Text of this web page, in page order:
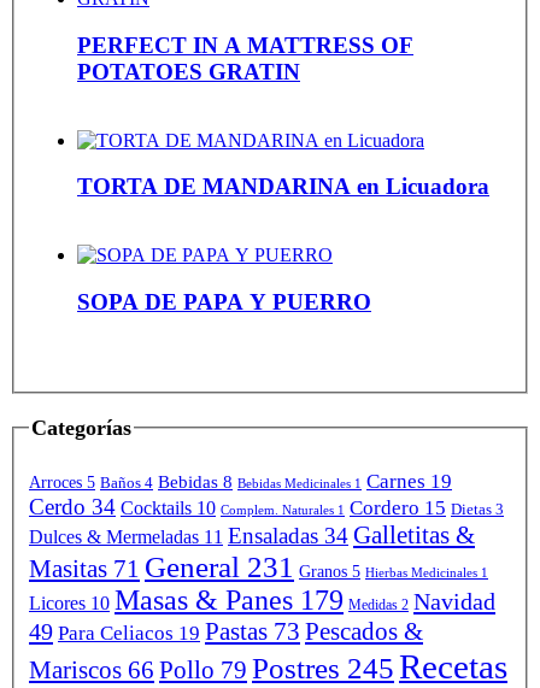
PERFECT IN A MATTRESS OF
POTATOES GRATIN
TORTA DE MANDARINA en Licuadora
SOPA DE PAPA Y PUERRO
Categorías
Arroces 5 Baños 4 Bebidas 8 Bebidas Medicinales 1 Carnes 19
Cerdo 34 Cocktails 10 Complem. Naturales 1 Cordero 15 Dietas 3
Dulces & Mermeladas 11 Ensaladas 34Galletitas &
Masitas 71 General 231 Granos 5 Hierbas Medicinales 1
Licores 10 Masas & Panes 179 Medidas 2 Navidad
49 Para Celiacos 19 Pastas 73 Pescados &
Mariscos 66 Pollo 79 Postres 245Recetas